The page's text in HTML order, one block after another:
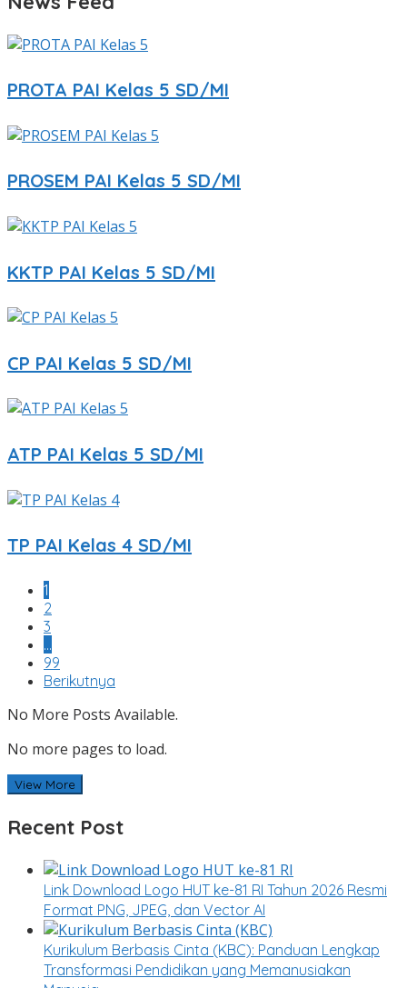
PROTA PAI Kelas 5 SD/MI
PROSEM PAI Kelas 5 SD/MI
KKTP PAI Kelas 5 SD/MI
CP PAI Kelas 5 SD/MI
ATP PAI Kelas 5 SD/MI
TP PAI Kelas 4 SD/MI
1
2
3
…
99
Berikutnya
No More Posts Available.
No more pages to load.
View More
Recent Post
Link Download Logo HUT ke-81 RI Tahun 2026 Resmi
Format PNG, JPEG, dan Vector AI
Kurikulum Berbasis Cinta (KBC): Panduan Lengkap
Transformasi Pendidikan yang Memanusiakan